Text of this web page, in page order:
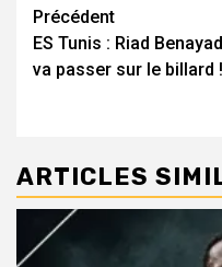
Navigation
d’article
Précédent
ES Tunis : Riad Benayad
va passer sur le billard !
ARTICLES